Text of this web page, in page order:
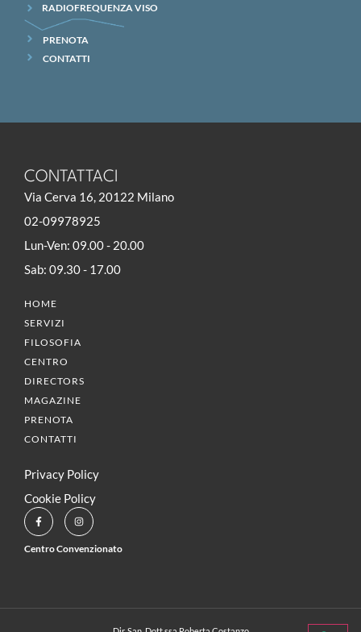
RADIOFREQUENZA VISO
PRENOTA
CONTATTI
CONTATTACI
Via Cerva 16, 20122 Milano
02-09978925
Lun-Ven: 09.00 - 20.00
Sab: 09.30 - 17.00
HOME
SERVIZI
FILOSOFIA
CENTRO
DIRECTORS
MAGAZINE
PRENOTA
CONTATTI
Privacy Policy
Cookie Policy
Centro Convenzionato